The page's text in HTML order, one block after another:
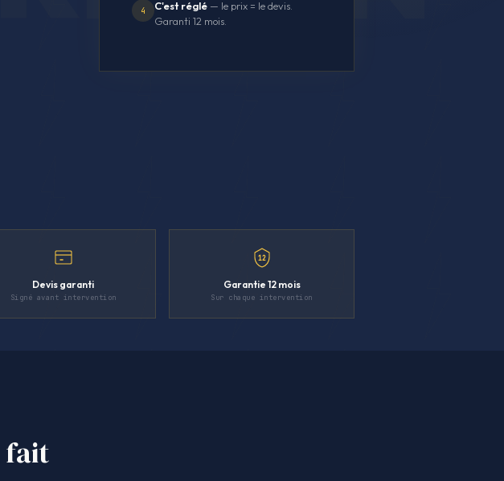
4 C'est réglé — le prix = le devis.
Garanti 12 mois.
Devis garanti
Signé avant intervention
12
Garantie 12 mois
Sur chaque intervention
fait